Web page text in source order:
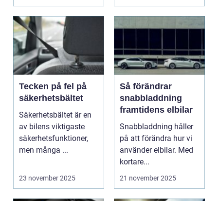
Tecken på fel på
säkerhetsbältet
Säkerhetsbältet är en
av bilens viktigaste
säkerhetsfunktioner,
men många ...
23 november 2025
Så förändrar
snabbladdning
framtidens elbilar
Snabbladdning håller
på att förändra hur vi
använder elbilar. Med
kortare...
21 november 2025